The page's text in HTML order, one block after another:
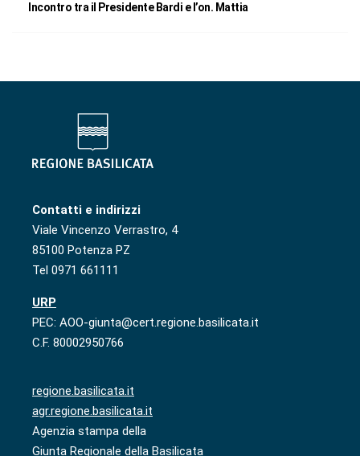
Incontro tra il Presidente Bardi e l’on. Mattia
Contatti e indirizzi
Viale Vincenzo Verrastro, 4
85100 Potenza PZ
Tel 0971 661111
URP
PEC: AOO-giunta@cert.regione.basilicata.it
C.F. 80002950766
regione.basilicata.it
agr.regione.basilicata.it
Agenzia stampa della
Giunta Regionale della Basilicata